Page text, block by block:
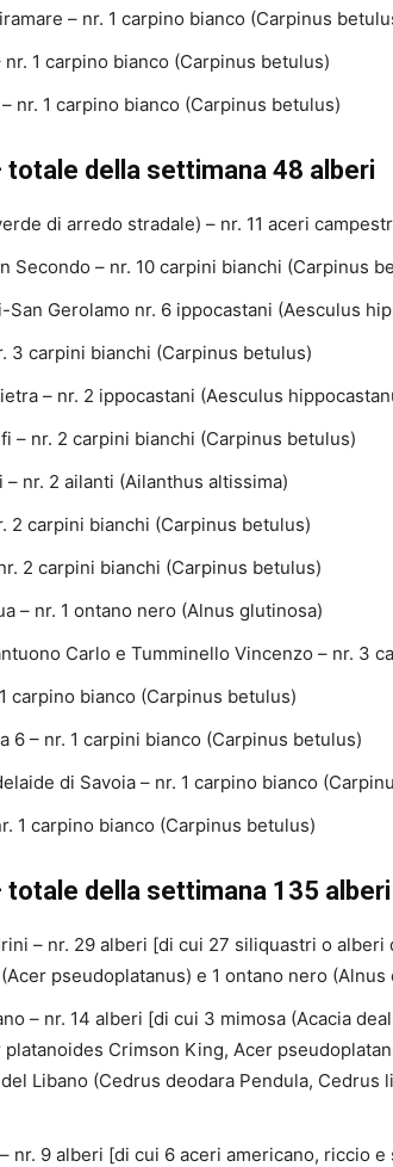
– nr. 1 carpino bianco (Carpinus
nr. 1 carpino bianco (Carpinus betulus)
nr. 1 carpino bianco (Carpinus betulus)
totale della settimana 48 alberi
di arredo stradale) – nr. 11 aceri
Secondo – nr. 10 carpini bianchi (Carpinus
San Gerolamo nr. 6 ippocastani (Aesculus
3 carpini bianchi (Carpinus betulus)
– nr. 2 ippocastani (Aesculus
– nr. 2 carpini bianchi (Carpinus betulus)
nr. 2 ailanti (Ailanthus altissima)
2 carpini bianchi (Carpinus betulus)
2 carpini bianchi (Carpinus betulus)
– nr. 1 ontano nero (Alnus glutinosa)
Carlo e Tumminello Vincenzo – nr. 3
carpino bianco (Carpinus betulus)
6 – nr. 1 carpini bianco (Carpinus betulus)
di Savoia – nr. 1 carpino bianco
1 carpino bianco (Carpinus betulus)
totale della settimana 135 alberi
– nr. 29 alberi [di cui 27 siliquastri o alberi
pseudoplatanus) e 1 ontano nero (Alnus
– nr. 14 alberi [di cui 3 mimosa (Acacia
platanoides Crimson King, Acer
del Libano (Cedrus deodara Pendula, Cedrus
nr. 9 alberi [di cui 6 aceri americano, riccio